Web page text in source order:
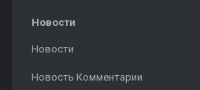
Новости
Новости
Новость Комментарии